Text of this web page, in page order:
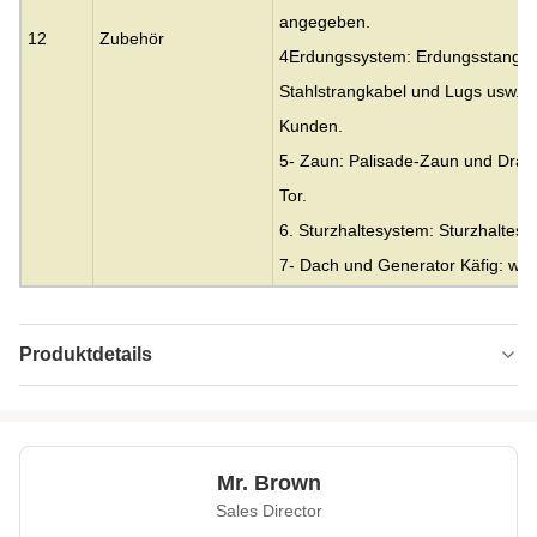
12 Zubehör
angegeben.
4Erdungssystem:
Stahlstrangkabel und Lugs usw.
Kunden.
5- Zaun: Palisade-Zaun und
Tor.
6. Sturzhaltesystem:
7- Dach und Generator Käfig:
Produktdetails
Height: 0-300m
Gitter mit 3 oder 4 Beinen
Mr. Brown
Sales Director